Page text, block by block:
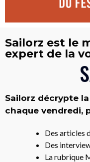
Sailorz est le
expert de la
Sailorz décrypte
chaque vendredi,
Des articles
Des
La rubrique